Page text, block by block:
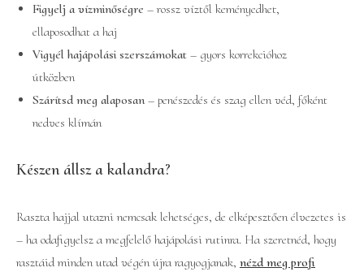
Figyelj a vízminőségre – rossz víztől keményedhet,
ellaposodhat a haj
Vigyél hajápolási szerszámokat – gyors korrekcióhoz
útközben
Szárítsd meg alaposan – penészedés és szag ellen véd, főként
nedves klímán
Készen állsz a kalandra?
Raszta hajjal utazni nemcsak lehetséges, de elképesztően élvezetes is
– ha odafigyelsz a megfelelő hajápolási rutinra. Ha szeretnéd, hogy
rasztáid minden utad végén újra ragyogjanak, nézd meg profi